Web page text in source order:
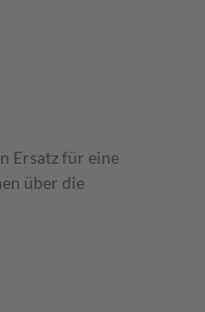
Ersatz für eine
über die